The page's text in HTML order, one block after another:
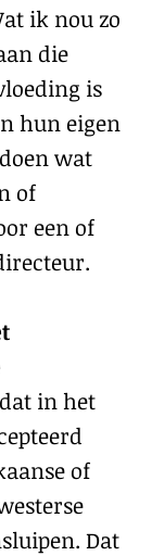
ik nou zo
die
is
hun eigen
wat
of
een of
in het
of
Dat